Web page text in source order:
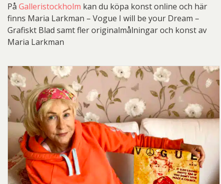
På Galleristockholm kan du köpa konst online och här
finns Maria Larkman – Vogue I will be your Dream –
Grafiskt Blad samt fler originalmålningar och konst av
Maria Larkman